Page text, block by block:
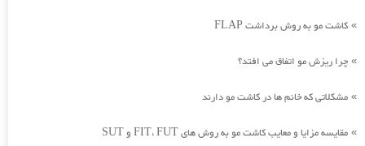
» کاشت مو به روش برداشت FLAP
» چرا ریزش مو اتفاق می افتد؟
» مشکلاتی که خانم ها در کاشت مو دارند
» مقایسه مزایا و معایب کاشت مو به روش های FIT، FUT و SUT